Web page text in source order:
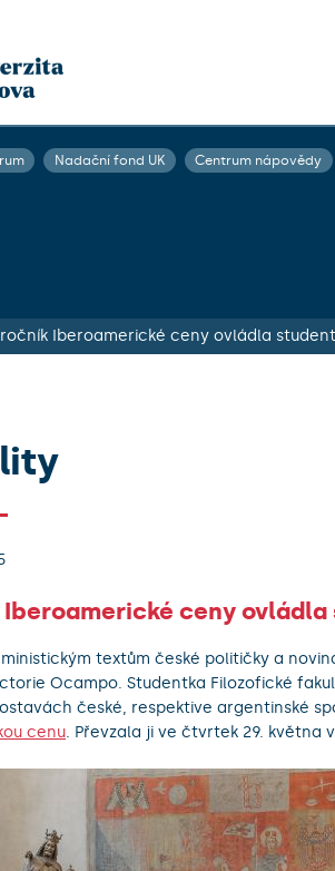
Nadační fond UK Centrum nápovědy
Iberoamerické ceny ovládla
ceny
textům české političky a
Ocampo. Studentka Filozofické
české, respektive argentinské
cenu. Převzala ji ve čtvrtek 29. května